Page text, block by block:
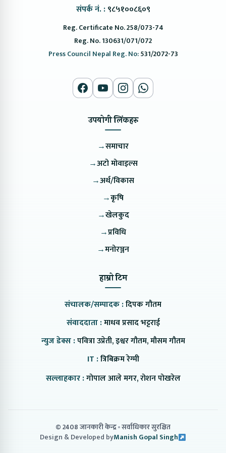
संपर्क नं. : ९८५१००८६०९
Reg. Certificate No. 258/073-74
Reg. No. 130631/071/072
Press Council Nepal Reg. No:531/2072-73
उपयोगी लिंकहरु
→समाचार
→अटो मोवाइल्स
→अर्थ/विकास
→कृषि
→खेलकुद
→प्रविधि
→मनोरञ्जन
हाम्रो टिम
संचालक/सम्पादक :दिपक गौतम
संवाददाता :माधव प्रसाद भट्टराई
न्युज डेक्स :पवित्रा उप्रेती, इश्वर गौतम, मौसम गौतम
IT :त्रिबिक्रम रेग्मी
सल्लाहकार :गोपाल आले मगर, रोशन पोखरेल
© 2408 जानकारी केन्द्र सर्वाधिकार सुरक्षित
Design & Developed byManish Gopal Singh